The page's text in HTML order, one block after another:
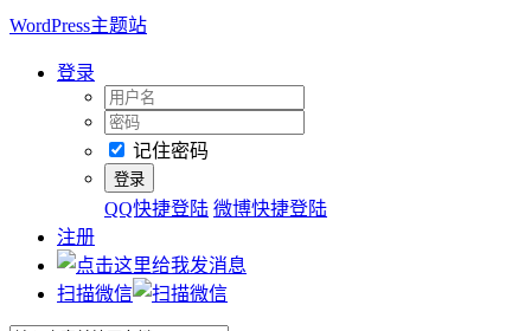
WordPress主题站
登录
记住密码
QQ快捷登陆 微博快捷登陆
注册
扫描微信